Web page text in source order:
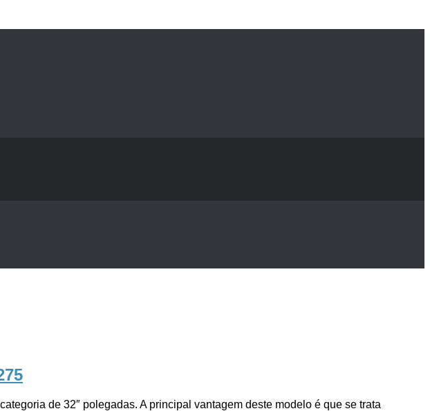
de 32″ polegadas. A principal vantagem deste modelo é que se trata